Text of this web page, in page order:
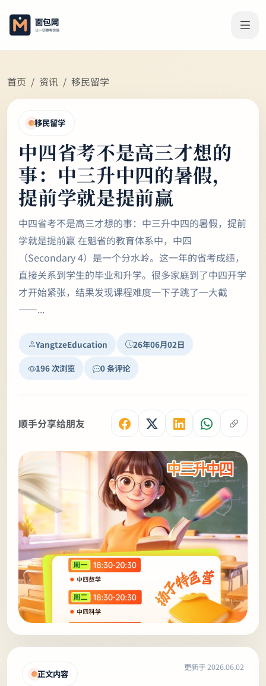
首页 资讯 移民留学
移民留学
中四省考不是高三才想的
事：中三升中四的暑假，
提前学就是提前赢
中四省考不是高三才想的事：中三升中四的暑假，提前
学就是提前赢 在魁省的教育体系中，中四
（Secondary 4）是一个分水岭。这一年的省考成绩，
直接关系到学生的毕业和升学。很多家庭到了中四开学
才开始紧张，结果发现课程难度一下子跳了一大截
——...
YangtzeEducation 26年06月02日
196 次浏览 0 条评论
顺手分享给朋友
正文内容
更新于 2026.06.02